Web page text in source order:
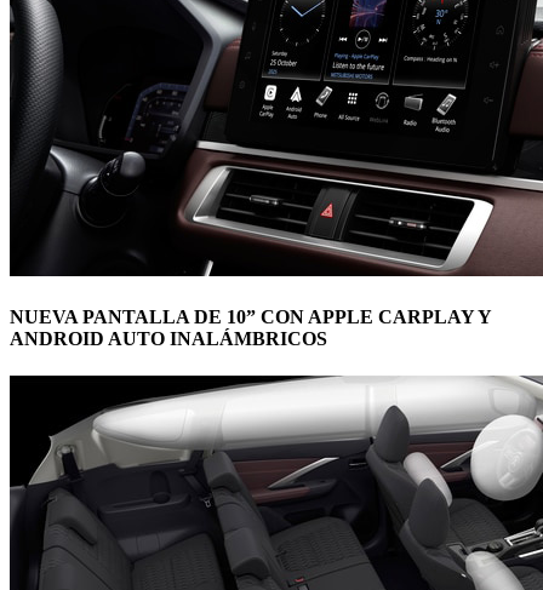
NUEVA PANTALLA DE 10” CON APPLE CARPLAY Y
ANDROID AUTO INALÁMBRICOS